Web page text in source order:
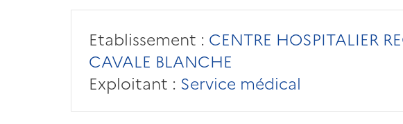
Etablissement : CENTRE HOSPITALIER
CAVALE BLANCHE
Exploitant : Service médical